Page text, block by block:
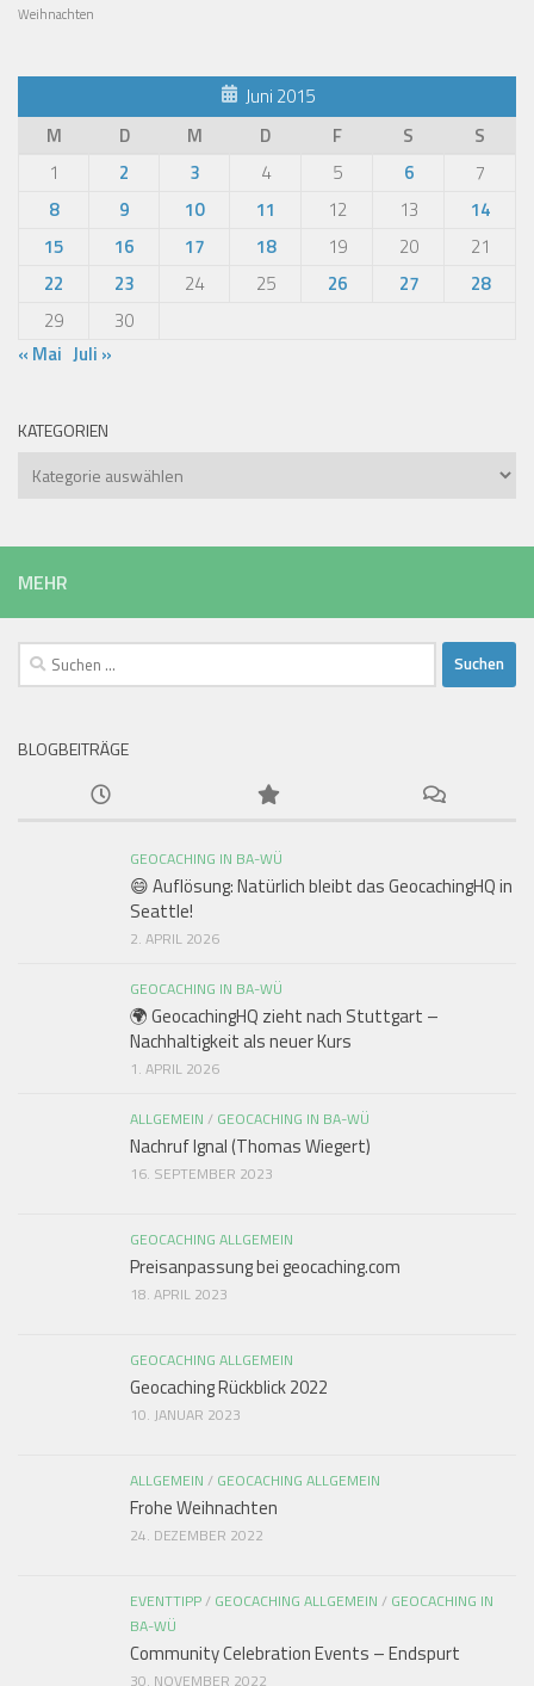
Weihnachten
Juni 2015
M
D M D F S
S
1
2 3 4 5 6
7
8
9 10 11 12 13
14
15
16 17 18 19 20
21
22
23 24 25 26 27
28
29
30
« Mai Juli »
KATEGORIEN
Kategorien
MEHR
Suchen
nach:
BLOGBEITRÄGE
GEOCACHING IN BA-WÜ
😄 Auflösung: Natürlich bleibt das GeocachingHQ in
Seattle!
2. APRIL 2026
GEOCACHING IN BA-WÜ
🌍 GeocachingHQ zieht nach Stuttgart –
Nachhaltigkeit als neuer Kurs
1. APRIL 2026
ALLGEMEIN / GEOCACHING IN BA-WÜ
Nachruf Ignal (Thomas Wiegert)
16. SEPTEMBER 2023
GEOCACHING ALLGEMEIN
Preisanpassung bei geocaching.com
18. APRIL 2023
GEOCACHING ALLGEMEIN
Geocaching Rückblick 2022
10. JANUAR 2023
ALLGEMEIN / GEOCACHING ALLGEMEIN
Frohe Weihnachten
24. DEZEMBER 2022
EVENTTIPP/ GEOCACHING ALLGEMEIN / GEOCACHING IN
BA-WÜ
Community Celebration Events – Endspurt
30. NOVEMBER 2022